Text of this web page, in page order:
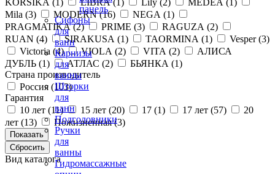
панель
Сифоны
для
ванн
Карнизы
для
ванны
Шторки
для
ванн
Подголовники
Ручки
для
ванны
Гидромассажные
Mila (3) MODERN (16) NEGA (1)
PRAGMATIKA (2) PRIME (3) RAGUZA (2)
RUAN (4) SIRAKUSA (1) TAORMINA (1) Vesper (3)
Victoria (4) VIOLA (2) VITA (2)
АЛИСА
ДУБЛЬ (1) АТЛАС (2) БЬЯНКА (1)
Страна производитель
Россия (103)
Гарантия
10 лет (11) 15 лет (20) 17 (1) 17 лет (57)
20
лет (13) Пожизненная (3)
Вид каталога